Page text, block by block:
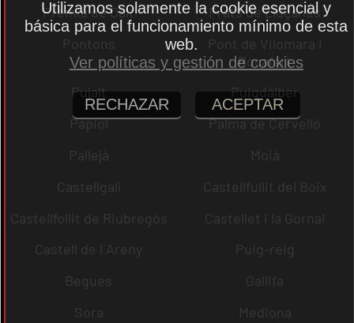
Premià de Dalt
Prats de Lluçanès
Pontons
Pont de Vilomara i
Rocafort
Pujalt
Puigdàlber
Papiol
Palma de Cervelló
Pallejà
Moià
Castellgalí
Castellfullit del Boix
Castellfollit de Riubregós
Castellet i la Gornal
Castell de l´Areny
Puig-reig
Begues
Gallifa
Sora
Mediona
Utilizamos solamente la cookie esencial y
básica para el funcionamiento mínimo de esta
web.
Ver políticas y gestión de cookies
RECHAZAR ACEPTAR